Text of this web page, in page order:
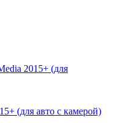
(для авто с камерой)